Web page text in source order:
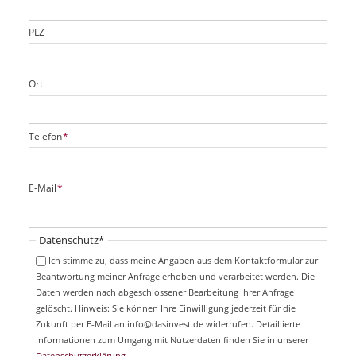
d
PLZ
Ort
P
f
i
c
t
f
Telefon*
P
f
i
E-Mail*
Pflichtfeld
Datenschutz*
Ich stimme zu, dass meine Angaben aus dem Kontaktformular zur
Beantwortung meiner Anfrage erhoben und verarbeitet werden. Die
Daten werden nach abgeschlossener Bearbeitung Ihrer Anfrage
gelöscht. Hinweis: Sie können Ihre Einwilligung jederzeit für die
Zukunft per E-Mail an info@dasinvest.de widerrufen. Detaillierte
Informationen zum Umgang mit Nutzerdaten finden Sie in unserer